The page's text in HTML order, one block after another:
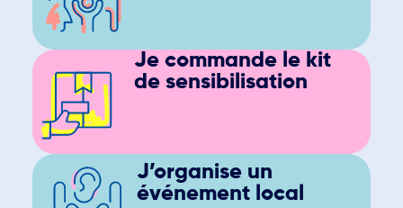
Je commande le kit
de sensibilisation
J’organise un
événement local